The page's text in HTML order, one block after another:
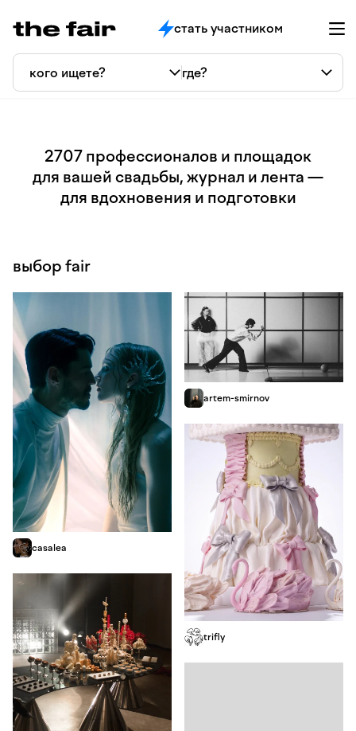
стать участником
2707 профессионалов и площадок
для вашей свадьбы, журнал и лента —
для вдохновения и подготовки
выбор fair
casalea
artem-smirnov
trifly